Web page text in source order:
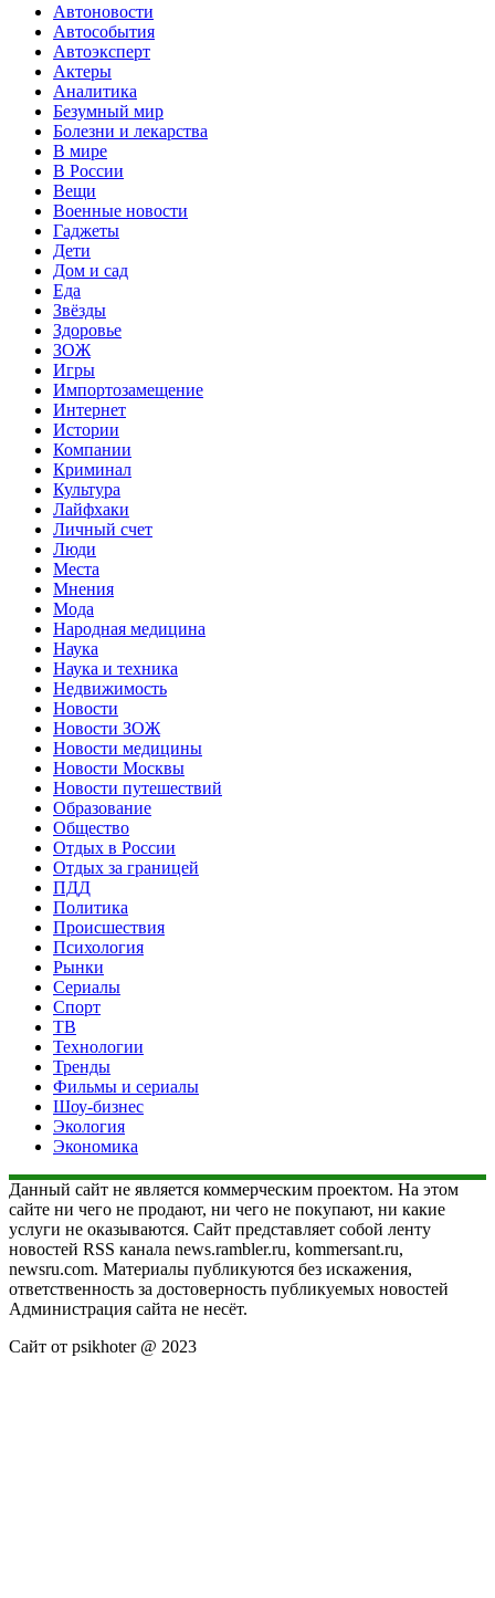
Автоновости
Автособытия
Автоэксперт
Актеры
Аналитика
Безумный мир
Болезни и лекарства
В мире
В России
Вещи
Военные новости
Гаджеты
Дети
Дом и сад
Еда
Звёзды
Здоровье
ЗОЖ
Игры
Импортозамещение
Интернет
Истории
Компании
Криминал
Культура
Лайфхаки
Личный счет
Люди
Места
Мнения
Мода
Народная медицина
Наука
Наука и техника
Недвижимость
Новости
Новости ЗОЖ
Новости медицины
Новости Москвы
Новости путешествий
Образование
Общество
Отдых в России
Отдых за границей
ПДД
Политика
Происшествия
Психология
Рынки
Сериалы
Спорт
ТВ
Технологии
Тренды
Фильмы и сериалы
Шоу-бизнес
Экология
Экономика
Данный сайт не является коммерческим проектом. На этом
сайте ни чего не продают, ни чего не покупают, ни какие
услуги не оказываются. Сайт представляет собой ленту
новостей RSS канала news.rambler.ru, kommersant.ru,
newsru.com. Материалы публикуются без искажения,
ответственность за достоверность публикуемых новостей
Администрация сайта не несёт.
Сайт от psikhoter @ 2023